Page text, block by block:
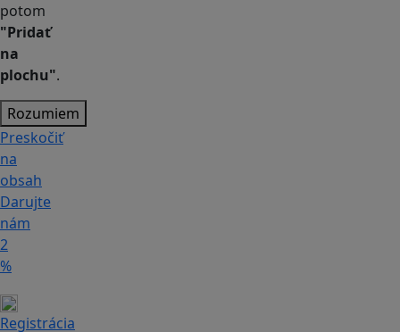
potom
"Pridať
na
plochu".
Rozumiem
Preskočiť
na
obsah
Darujte
nám
2
%
Registrácia